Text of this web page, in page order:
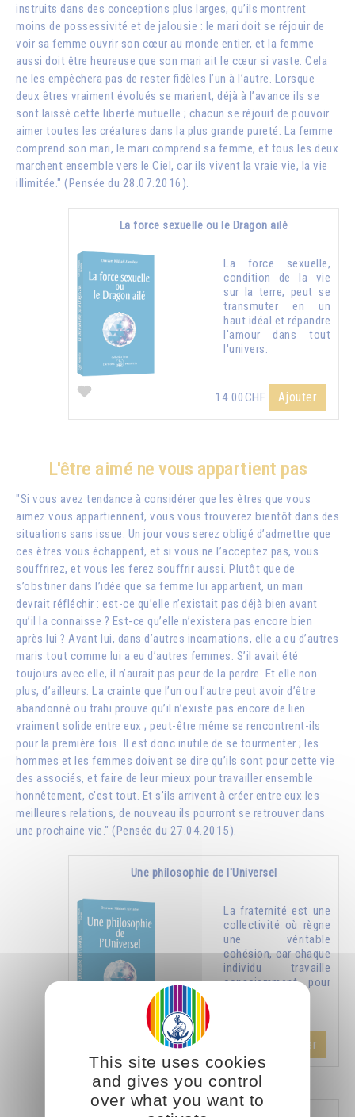
instruits dans des conceptions plus larges, qu’ils montrent
moins de possessivité et de jalousie : le mari doit se réjouir de
voir sa femme ouvrir son cœur au monde entier, et la femme
aussi doit être heureuse que son mari ait le cœur si vaste. Cela
ne les empêchera pas de rester fidèles l’un à l’autre. Lorsque
deux êtres vraiment évolués se marient, déjà à l’avance ils se
sont laissé cette liberté mutuelle ; chacun se réjouit de pouvoir
aimer toutes les créatures dans la plus grande pureté. La femme
comprend son mari, le mari comprend sa femme, et tous les deux
marchent ensemble vers le Ciel, car ils vivent la vraie vie, la vie
illimitée." (Pensée du 28.07.2016).
La force sexuelle ou le Dragon ailé
La force sexuelle,
condition de la vie
sur la terre, peut se
transmuter en un
haut idéal et répandre
l'amour dans tout
l'univers.
14.00CHF Ajouter
L'être aimé ne vous appartient pas
"Si vous avez tendance à considérer que les êtres que vous
aimez vous appartiennent, vous vous trouverez bientôt dans des
situations sans issue. Un jour vous serez obligé d’admettre que
ces êtres vous échappent, et si vous ne l’acceptez pas, vous
souffrirez, et vous les ferez souffrir aussi. Plutôt que de
s’obstiner dans l’idée que sa femme lui appartient, un mari
devrait réfléchir : est-ce qu’elle n’existait pas déjà bien avant
qu’il la connaisse ? Est-ce qu’elle n’existera pas encore bien
après lui ? Avant lui, dans d’autres incarnations, elle a eu d’autres
maris tout comme lui a eu d’autres femmes. S’il avait été
toujours avec elle, il n’aurait pas peur de la perdre. Et elle non
plus, d’ailleurs. La crainte que l’un ou l’autre peut avoir d’être
abandonné ou trahi prouve qu’il n’existe pas encore de lien
vraiment solide entre eux ; peut-être même se rencontrent-ils
pour la première fois. Il est donc inutile de se tourmenter ; les
hommes et les femmes doivent se dire qu’ils sont pour cette vie
des associés, et faire de leur mieux pour travailler ensemble
honnêtement, c’est tout. Et s’ils arrivent à créer entre eux les
meilleures relations, de nouveau ils pourront se retrouver dans
une prochaine vie." (Pensée du 27.04.2015).
Une philosophie de l'Universel
La fraternité est une
collectivité où règne
une véritable
cohésion, car chaque
individu travaille
consciemment pour
Ajouter
This site uses cookies
and gives you control
over what you want to